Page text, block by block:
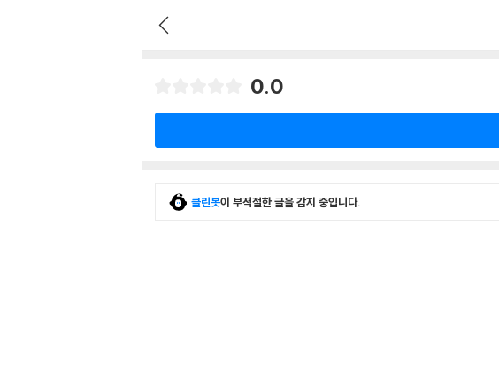
0.0
클린봇이 부적절한 글을 감지 중입니다.